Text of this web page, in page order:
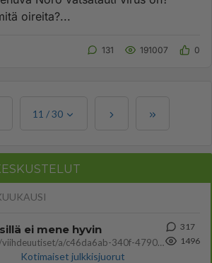
oireita?...
131 191007 0
11 /30
ei mene hyvin
https://www.iltalehti.fi/viihdeuutiset/a/c46da6ab-340f-4790-aaa7-0865eed2336 Yrityksen konkurssihakemus on tullut kärä
Kotimaiset julkkisjuorut
317
1496